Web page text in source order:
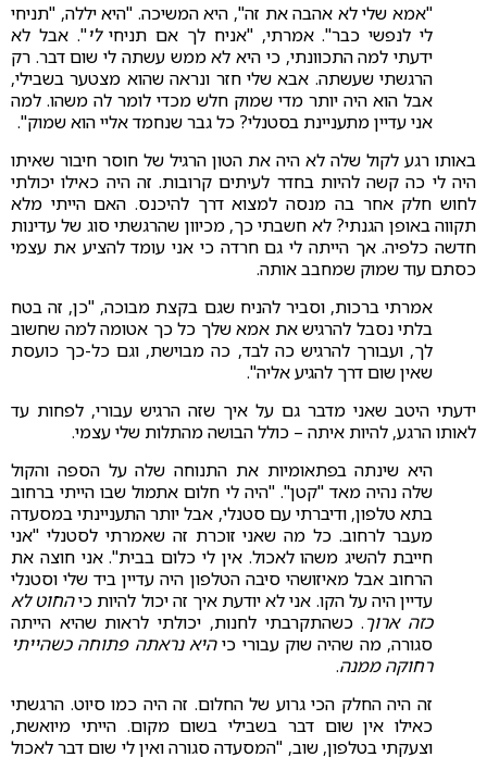
"אמא שלי לא אהבה את זה", היא המשיכה. "היא יללה, "תניחי
לי לנפשי כבר". אמרתי, "אניח לך אם תניחילי". אבל לא
ידעתי למה התכוונתי, כי היא לא ממש עשתה לי שום דבר. רק
הרגשתי שעשתה. אבא שלי חזר ונראה שהוא מצטער בשבילי,
אבל הוא היה יותר מדי שמוק חלש מכדי לומר לה משהו. למה
אני עדיין מתעניינת בסטנלי? כל גבר שנחמד אליי הוא שמוק".
באותו רגע לקול שלה לא היה את הטון הרגיל של חוסר חיבור שאיתו
היה לי כה קשה להיות בחדר לעיתים קרובות. זה היה כאילו יכולתי
לחוש חלק אחר בה מנסה למצוא דרך להיכנס. האם הייתי מלא
תקווה באופן הגנתי? לא חשבתי כך, מכיוון שהרגשתי סוג של עדינות
חדשה כלפיה. אך הייתה לי גם חרדה כי אני עומד להציע את עצמי
כסתם עוד שמוק שמחבב אותה.
אמרתי ברכות, וסביר להניח שגם בקצת מבוכה, "כן, זה בטח
בלתי נסבל להרגיש את אמא שלך כל כך אטומה למה שחשוב
לך, ועבורך להרגיש כה לבד, כה מבוישת, וגם כל-כך כועסת
שאין שום דרך להגיע אליה".
ידעתי היטב שאני מדבר גם על איך שזה הרגיש עבורי, לפחות עד
לאותו הרגע, להיות איתה – כולל הבושה מהתלות שלי עצמי.
היא שינתה בפתאומיות את התנוחה שלה על הספה והקול
שלה נהיה מאד "קטן". "היה לי חלום אתמול שבו הייתי ברחוב
בתא טלפון, ודיברתי עם סטנלי, אבל יותר התעניינתי במסעדה
מעבר לרחוב. כל מה שאני זוכרת זה שאמרתי לסטנלי "אני
חייבת להשיג משהו לאכול. אין לי כלום בבית". אני חוצה את
הרחוב אבל מאיזושהי סיבה הטלפון היה עדיין ביד שלי וסטנלי
עדיין היה על הקו. אני לא יודעת איך זה יכול להיות כיהחוט לא
כזה ארוך. כשהתקרבתי לחנות, יכולתי לראות שהיא הייתה
סגורה, מה שהיה שוק עבורי כיהיא נראתה פתוחה כשהייתי
רחוקה ממנה.
זה היה החלק הכי גרוע של החלום. זה היה כמו סיוט. הרגשתי
כאילו אין שום דבר בשבילי בשום מקום. הייתי מיואשת,
וצעקתי בטלפון, שוב, "המסעדה סגורה ואין לי שום דבר לאכול